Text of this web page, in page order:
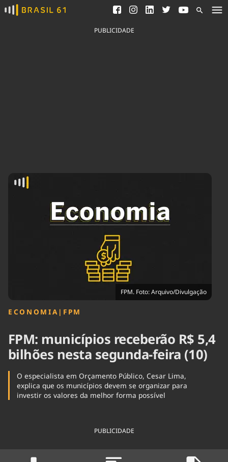
Ver todas as notícias
Saneamento
Indicadores
Agronegócios
Economia
Educação
Infraestrutura
Internacional
Podcast
Política
Saúde
PUBLICIDADE
FPM. Foto: Arquivo/Divulgação
ECONOMIA | FPM
FPM: municípios receberão R$ 5,4
bilhões nesta segunda-feira (10)
O especialista em Orçamento Público, Cesar Lima,
explica que os municípios devem se organizar para
investir os valores da melhor forma possível
PUBLICIDADE